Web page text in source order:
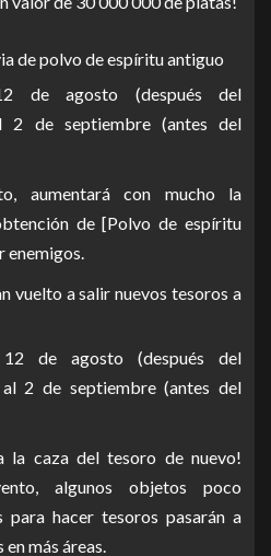
de polvo de espíritu antiguo
de agosto (después del
2 de septiembre (antes del
aumentará con mucho la
de [Polvo de espíritu
vuelto a salir nuevos tesoros a
de agosto (después del
al 2 de septiembre (antes del
la caza del tesoro de nuevo!
algunos objetos poco
para hacer tesoros pasarán a
más áreas.